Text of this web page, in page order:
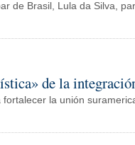
de Brasil, Lula da Silva,
de la
la unión